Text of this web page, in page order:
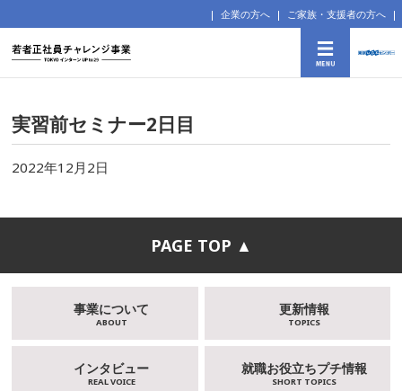
企業の方へ ご家族・支援者の方へ
実習前セミナー2日目
2022年12月2日
PAGE TOP ▲
事業について
ABOUT
更新情報
TOPICS
インタビュー
REAL VOICE
就職お役立ちプチ情報
SHORT TOPICS